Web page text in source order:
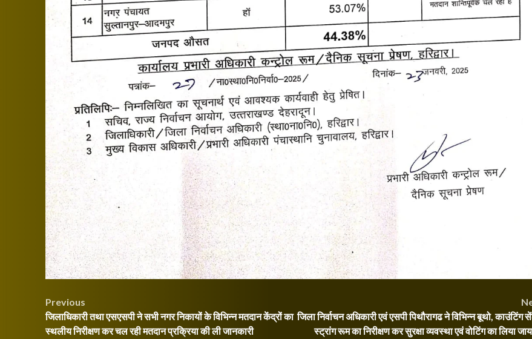
Post
navigation
Previous
जिलाधिकारी तथा एसएसपी ने सभी नगर निकायों के विभिन्न मतदान केंद्रों का
स्थलीय निरीक्षण कर चल रही मतदान प्रक्रिया की ली जानकारी
जिला निर्वाचन अधिकारी एवं एसपी पिथौरागढ ने विभिन्न बूथो, काउंटिंग
स्ट्रांग रूम का निरीक्षण कर सुरक्षा व्यवस्था एवं वोटिंग का लिया